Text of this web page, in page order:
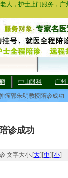
人，护士上门服务，广
中山眼科 广州
瘤郭朱明教授陪诊成功
诊成功
文字大小:[大][中][小]